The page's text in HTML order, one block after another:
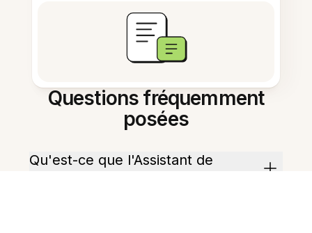
Questions fréquemment
posées
Qu'est-ce que l'Assistant de